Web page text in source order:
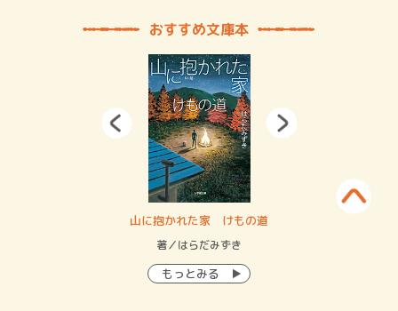
おすすめ文庫本
山に抱かれた家 けもの道
著／はらだみずき
もっとみる